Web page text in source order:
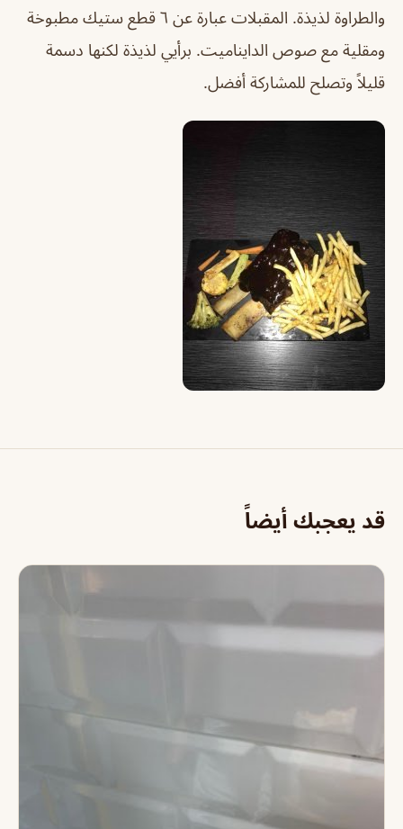
والطراوة لذيذة. المقبلات عبارة عن ٦ قطع ستيك مطبوخة
ومقلية مع صوص الدايناميت. برأيي لذيذة لكنها دسمة
قليلاً وتصلح للمشاركة أفضل.
قد يعجبك أيضاً